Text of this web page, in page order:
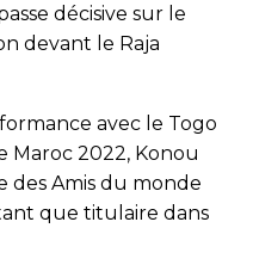
décisive sur le
devant le Raja
avec le Togo
Maroc 2022, Konou
des Amis du monde
que titulaire dans